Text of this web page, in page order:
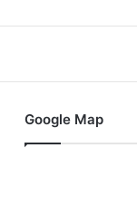
Google Map